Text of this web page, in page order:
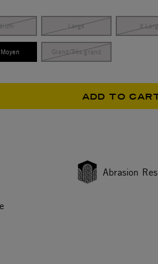
Large X
Grand/Très grand
ADD TO
Abrasion